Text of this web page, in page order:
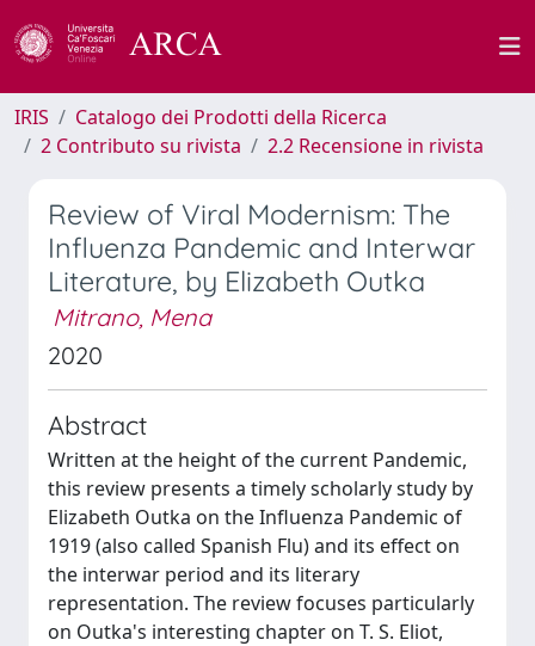
IRIS
Catalogo dei Prodotti della Ricerca
2 Contributo su rivista
2.2 Recensione in rivista
Review of Viral Modernism: The
Influenza Pandemic and Interwar
Literature, by Elizabeth Outka
Mitrano, Mena
2020
Abstract
Written at the height of the current Pandemic,
this review presents a timely scholarly study by
Elizabeth Outka on the Influenza Pandemic of
1919 (also called Spanish Flu) and its effect on
the interwar period and its literary
representation. The review focuses particularly
on Outka's interesting chapter on T. S. Eliot,